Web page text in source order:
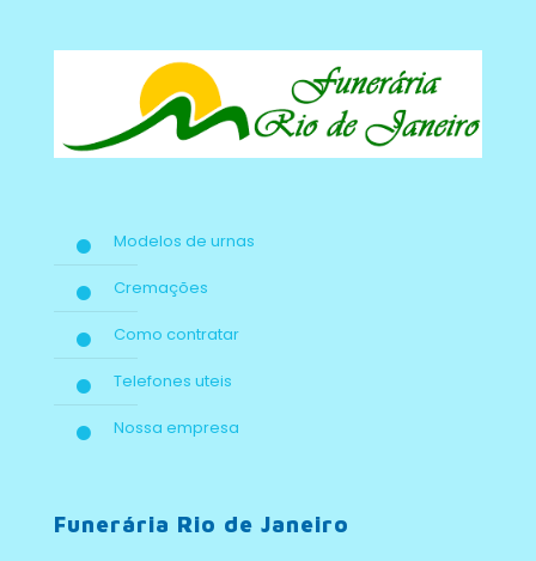
Modelos de urnas
Cremações
Como contratar
Telefones uteis
Nossa empresa
Funerária Rio de Janeiro